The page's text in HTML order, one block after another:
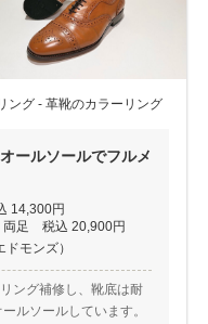
ング - 革靴のカラーリング
ールソールでフルメ
14,300円
足 税込 20,900円
モンズ）
ング補修し、靴底は耐
ルソールしています。